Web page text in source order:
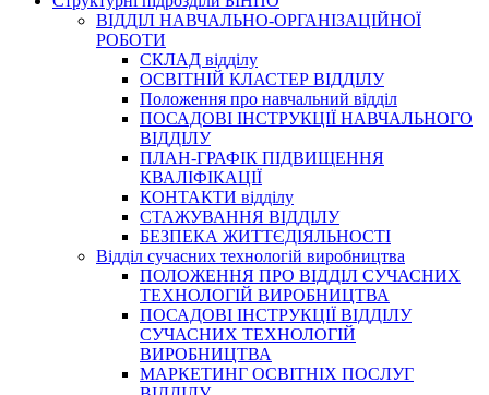
ВІДДІЛ НАВЧАЛЬНО-ОРГАНІЗАЦІЙНОЇ
РОБОТИ
СКЛАД відділу
ОСВІТНІЙ КЛАСТЕР ВІДДІЛУ
Положення про навчальний вiддiл
ПОСАДОВІ ІНСТРУКЦІЇ НАВЧАЛЬНОГО
ВІДДІЛУ
ПЛАН-ГРАФІК ПІДВИЩЕННЯ
КВАЛІФІКАЦІЇ
КОНТАКТИ відділу
СТАЖУВАННЯ ВІДДІЛУ
БЕЗПЕКА ЖИТТЄДІЯЛЬНОСТІ
Відділ сучасних технологій виробництва
ПОЛОЖЕННЯ ПРО ВІДДІЛ СУЧАСНИХ
ТЕХНОЛОГІЙ ВИРОБНИЦТВА
ПОСАДОВІ ІНСТРУКЦІЇ ВІДДІЛУ
СУЧАСНИХ ТЕХНОЛОГІЙ
ВИРОБНИЦТВА
МАРКЕТИНГ ОСВІТНІХ ПОСЛУГ